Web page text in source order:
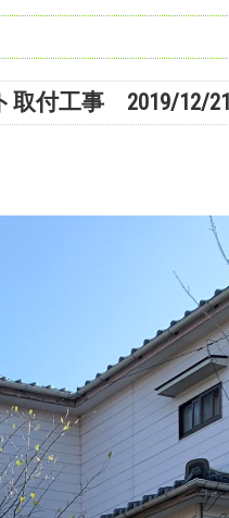
取付工事 2019/12/21